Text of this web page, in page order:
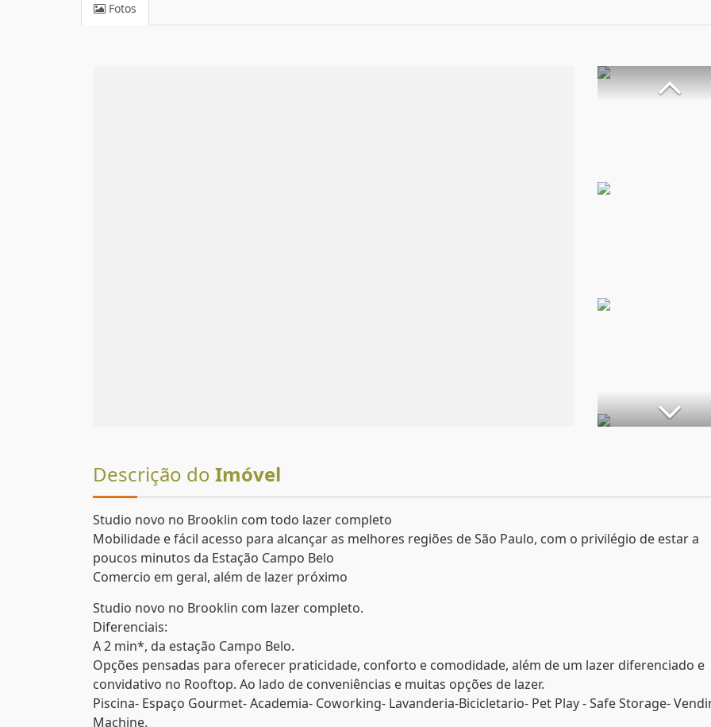
Fotos
Descrição do Imóvel
Studio novo no Brooklin com todo lazer completo
Mobilidade e fácil acesso para alcançar as melhores regiões de São Paulo, com o privilégio de estar a
poucos minutos da Estação Campo Belo
Comercio em geral, além de lazer próximo
Studio novo no Brooklin com lazer completo.
Diferenciais:
A 2 min*, da estação Campo Belo.
Opções pensadas para oferecer praticidade, conforto e comodidade, além de um lazer diferenciado e
convidativo no Rooftop. Ao lado de conveniências e muitas opções de lazer.
Piscina- Espaço Gourmet- Academia- Coworking- Lavanderia-Bicicletario- Pet Play - Safe Storage-
Machine.